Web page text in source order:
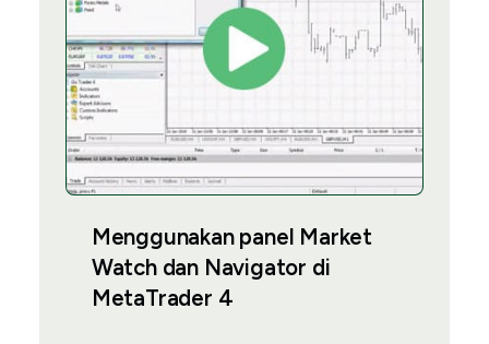
Menggunakan panel Market
Watch dan Navigator di
MetaTrader 4